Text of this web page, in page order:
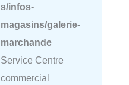
s/infos-
magasins/galerie-
marchande
Service Centre
commercial